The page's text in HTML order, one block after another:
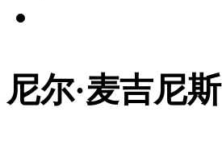
尼尔·麦吉尼斯